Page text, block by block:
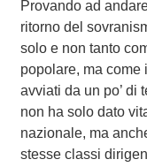
Provando ad
ritorno del
solo e non tanto
popolare, ma come
avviati da un po’ di
non ha solo dato
nazionale, ma
stesse classi